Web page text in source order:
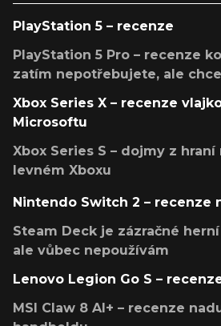
PlayStation 5 – recenze
PlayStation 5 Pro – recenze
zatím nepotřebujete, ale
Xbox Series X – recenze
Microsoftu
Xbox Series S – dojmy z hraní
levném Xboxu
Nintendo Switch 2 – recenze
Steam Deck je zázračné
ale vůbec nepoužívám
Lenovo Legion Go S –
MSI Claw 8 AI+ – recenze